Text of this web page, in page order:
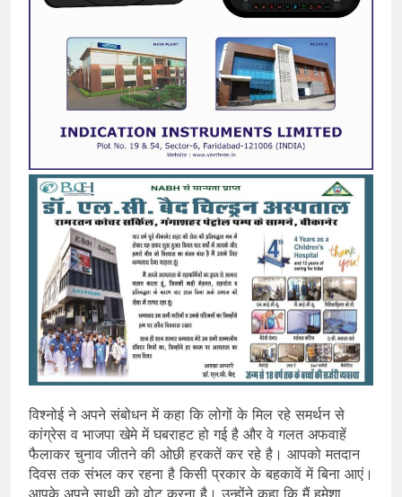
विश्नोई ने अपने संबोधन में कहा कि लोगों के मिल रहे समर्थन से
कांग्रेस व भाजपा खेमे में घबराहट हो गई है और वे गलत अफवाहें
फैलाकर चुनाव जीतने की ओछी हरकतें कर रहे है। आपको मतदान
दिवस तक संभल कर रहना है किसी प्रकार के बहकावें में बिना आएं।